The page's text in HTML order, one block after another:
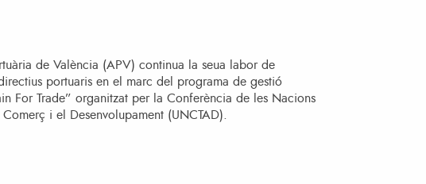
de València (APV) continua la seua labor de
portuaris en el marc del programa de gestió
For Trade” organitzat per la Conferència de les Nacions
i el Desenvolupament (UNCTAD).